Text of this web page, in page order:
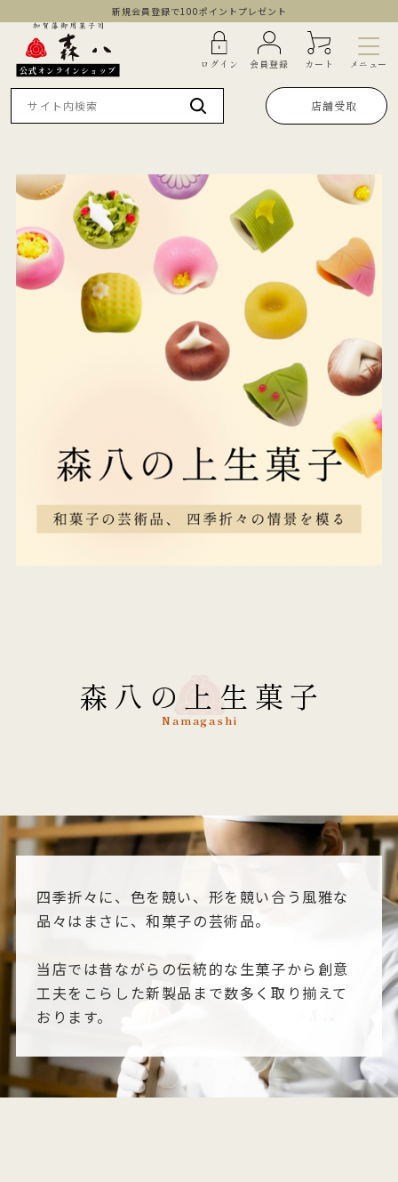
新規会員登録で100ポイントプレゼント
公式オンラインショップ ログイン 会員登録 カート メニュー
店舗受取
森八の上生菓子
Namagashi
四季折々に、色を競い、形を競い合う風雅な
品々はまさに、和菓子の芸術品。
当店では昔ながらの伝統的な生菓子から創意
工夫をこらした新製品まで数多く取り揃えて
おります。